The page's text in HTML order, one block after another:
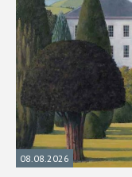
08.08.2026